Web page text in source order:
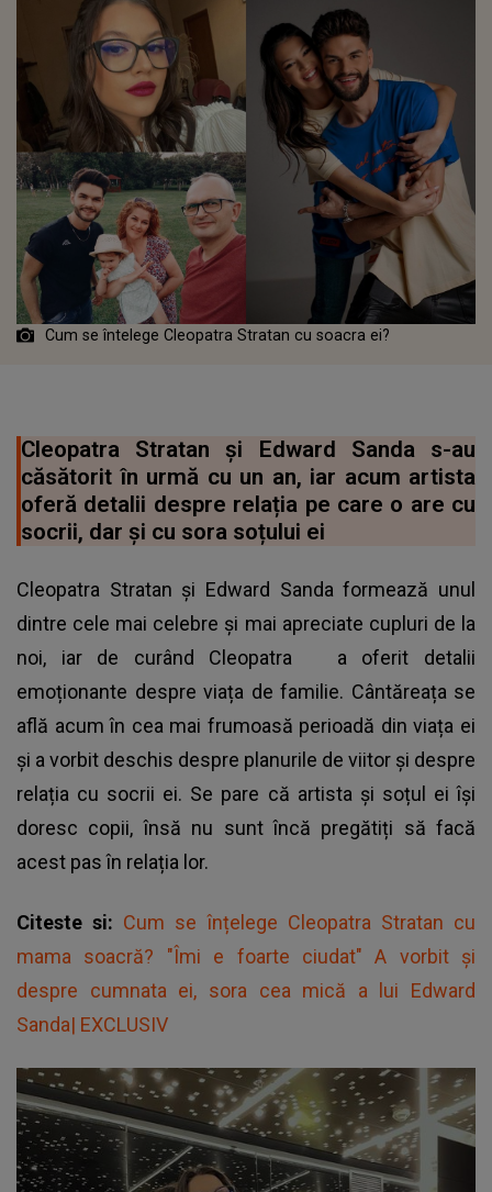
Cum se întelege Cleopatra Stratan cu soacra ei?
Cleopatra Stratan și Edward Sanda s-au
căsătorit în urmă cu un an, iar acum artista
oferă detalii despre relația pe care o are cu
socrii, dar și cu sora soțului ei
Cleopatra Stratan și Edward Sanda formează unul
dintre cele mai celebre și mai apreciate cupluri de la
noi, iar de curând Cleopatra
a oferit detalii
emoționante despre viața de familie. Cântăreața se
află acum în cea mai frumoasă perioadă din viața ei
și a vorbit deschis despre planurile de viitor și despre
relația cu socrii ei. Se pare că artista și soțul ei își
doresc copii, însă nu sunt încă pregătiți să facă
acest pas în relația lor.
Citeste si: Cum se înțelege Cleopatra Stratan cu
mama soacră? "Îmi e foarte ciudat" A vorbit și
despre cumnata ei, sora cea mică a lui Edward
Sanda| EXCLUSIV